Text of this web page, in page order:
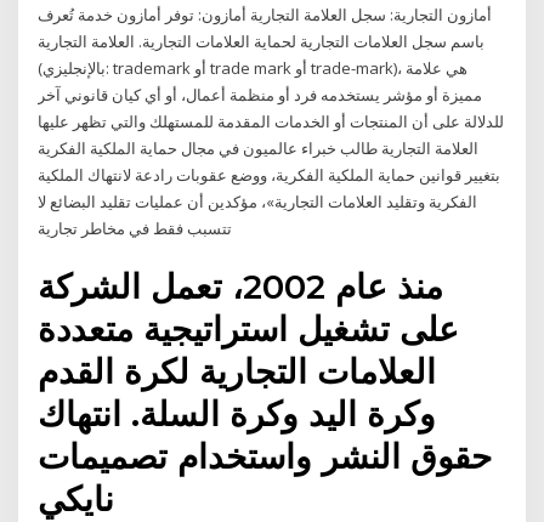
أمازون التجارية: سجل العلامة التجارية أمازون: توفر أمازون خدمة تُعرف
باسم سجل العلامات التجارية لحماية العلامات التجارية. العلامة التجارية
(بالإنجليزي: trademark أو trade mark أو trade-mark)، هي علامة
مميزة أو مؤشر يستخدمه فرد أو منظمة أعمال، أو أي كيان قانوني آخر
للدلالة على أن المنتجات أو الخدمات المقدمة للمستهلك والتي تظهر عليها
العلامة التجارية طالب خبراء عالميون في مجال حماية الملكية الفكرية
بتغيير قوانين حماية الملكية الفكرية، ووضع عقوبات رادعة لانتهاك الملكية
الفكرية وتقليد العلامات التجارية»، مؤكدين أن عمليات تقليد البضائع لا
تتسبب فقط في مخاطر تجارية
منذ عام 2002، تعمل الشركة
على تشغيل استراتيجية متعددة
العلامات التجارية لكرة القدم
وكرة اليد وكرة السلة. انتهاك
حقوق النشر واستخدام تصميمات
نايكي